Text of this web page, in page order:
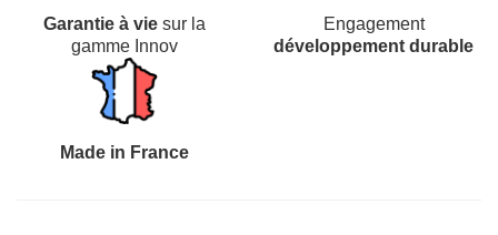
Garantie à vie sur la
gamme Innov
Engagement
développement durable
Made in France